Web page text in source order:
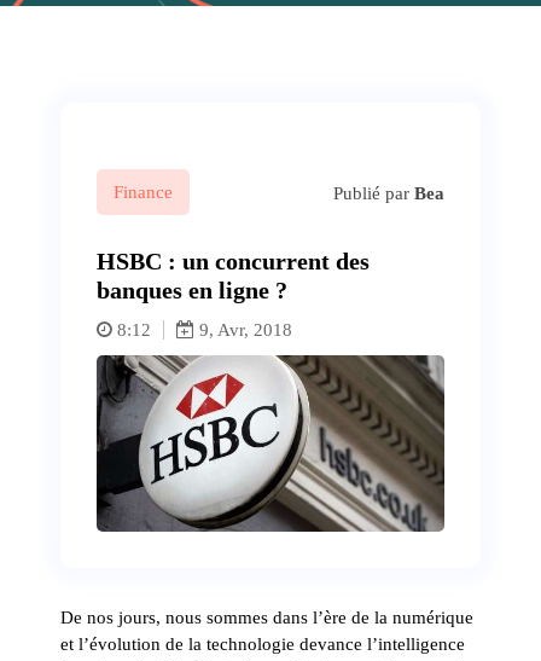
Finance Publié par Bea
HSBC : un concurrent des
banques en ligne ?
8:12 9, Avr, 2018
De nos jours, nous sommes dans l’ère de la numérique
et l’évolution de la technologie devance l’intelligence